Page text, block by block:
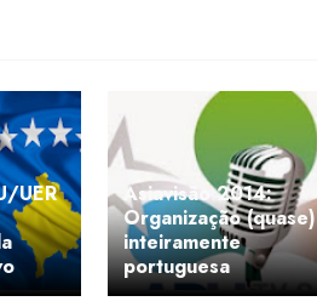
UER
Asiavisão 2014:
Organização (quase)
inteiramente
portuguesa